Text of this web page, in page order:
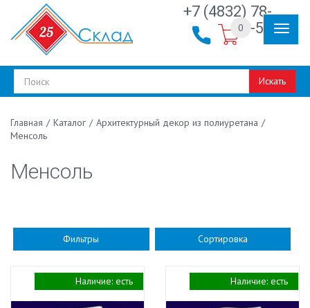
+7 (4832) 78-
30-50
Искать
0
Главная / Каталог / Архитектурный декор из полиуретана /
Менсоль
Менсоль
Фильтры Сортировка
Наличие: есть Наличие: есть